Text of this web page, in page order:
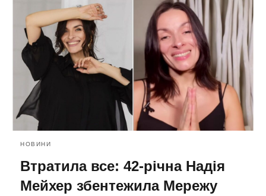
НОВИНИ
Втратила все: 42-річна Надія
Мейхер збентежила Мережу